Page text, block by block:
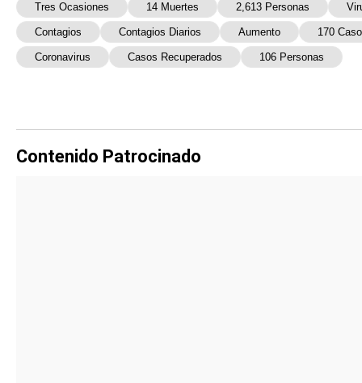
Tres Ocasiones 14 Muertes 2,613 Personas
Contagios Contagios Diarios Aumento 170
Coronavirus Casos Recuperados 106 Personas
Contenido Patrocinado